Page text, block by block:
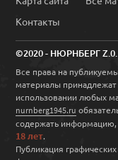
Контакты
©2020 - НЮРНБЕРГ
Все права на
материалы
использовании любых
nurnberg1945.ru
содержать
18 лет.
Публикация